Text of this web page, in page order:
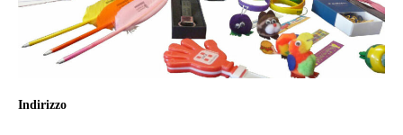
Indirizzo